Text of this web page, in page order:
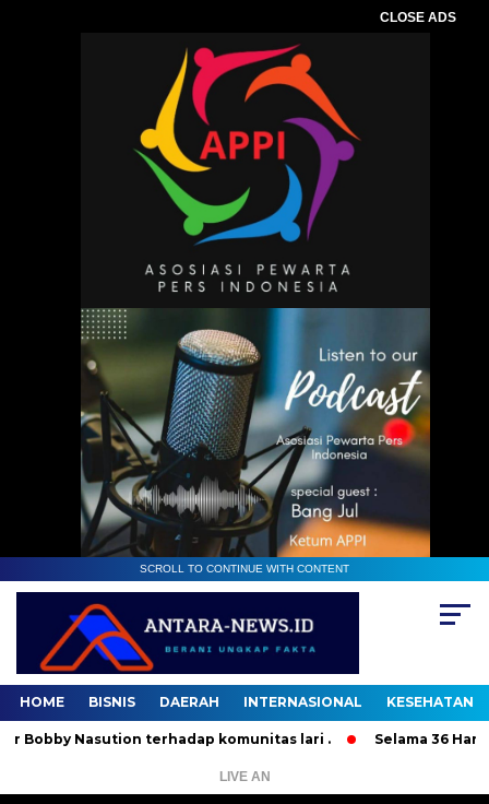
CLOSE ADS
SCROLL TO CONTINUE WITH CONTENT
HOME BISNIS DAERAH INTERNASIONAL KESEHATAN
Nasution terhadap komunitas lari . Selama 36 Hari, 37
LIVE AN